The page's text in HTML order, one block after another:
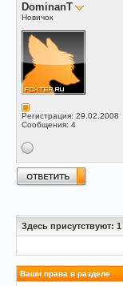
DominanT
Новичок
Регистрация: 29.02.2008
Сообщения: 4
Здесь присутствуют: 1
Ваши права в разделе